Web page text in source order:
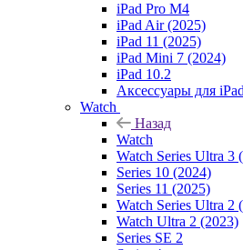
iPad Pro M4
iPad Air (2025)
iPad 11 (2025)
iPad Mini 7 (2024)
iPad 10.2
Аксессуары для iPad
Watch
Назад
Watch
Watch Series Ultra 3
Series 10 (2024)
Series 11 (2025)
Watch Series Ultra 2
Watch Ultra 2 (2023)
Series SE 2